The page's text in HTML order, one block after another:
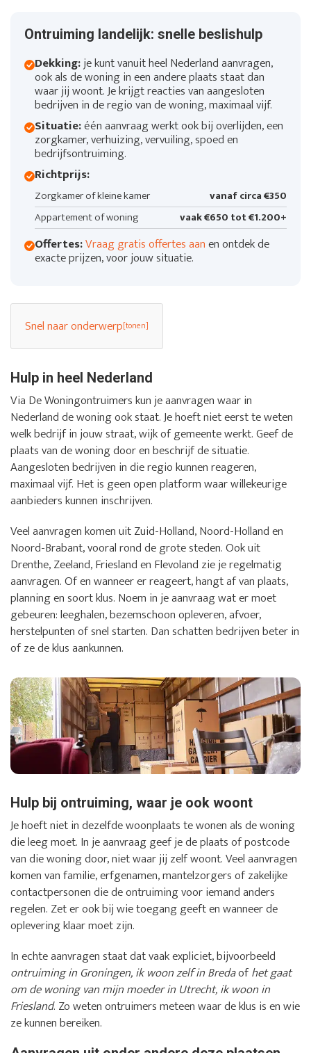
Ontruiming landelijk: snelle beslishulp
Dekking:je kunt vanuit heel Nederland aanvragen,
ook als de woning in een andere plaats staat dan
waar jij woont. Je krijgt reacties van aangesloten
bedrijven in de regio van de woning, maximaal vijf.
Situatie:één aanvraag werkt ook bij overlijden, een
zorgkamer, verhuizing, vervuiling, spoed en
bedrijfsontruiming.
Richtprijs:
Zorgkamer of kleine kamer
vanaf circa €350
Appartement of woning
vaak €650 tot €1.200+
Offertes:Vraag gratis offertes aanen ontdek de
exacte prijzen, voor jouw situatie.
Snel naar onderwerp
Hulp in heel Nederland
Via De Woningontruimers kun je aanvragen waar in
Nederland de woning ook staat. Je hoeft niet eerst te weten
welk bedrijf in jouw straat, wijk of gemeente werkt. Geef de
plaats van de woning door en beschrijf de situatie.
Aangesloten bedrijven in die regio kunnen reageren,
maximaal vijf. Het is geen open platform waar willekeurige
aanbieders kunnen inschrijven.
Veel aanvragen komen uit Zuid-Holland, Noord-Holland en
Noord-Brabant, vooral rond de grote steden. Ook uit
Drenthe, Zeeland, Friesland en Flevoland zie je regelmatig
aanvragen. Of en wanneer er reageert, hangt af van plaats,
planning en soort klus. Noem in je aanvraag wat er moet
gebeuren: leeghalen, bezemschoon opleveren, afvoer,
herstelpunten of snel starten. Dan schatten bedrijven beter in
of ze de klus aankunnen.
Hulp bij ontruiming, waar je ook woont
Je hoeft niet in dezelfde woonplaats te wonen als de woning
die leeg moet. In je aanvraag geef je de plaats of postcode
van die woning door, niet waar jij zelf woont. Veel aanvragen
komen van familie, erfgenamen, mantelzorgers of zakelijke
contactpersonen die de ontruiming voor iemand anders
regelen. Zet er ook bij wie toegang geeft en wanneer de
oplevering klaar moet zijn.
In echte aanvragen staat dat vaak expliciet, bijvoorbeeld
ontruiming in Groningen, ik woon zelf in Bredaofhet gaat
om de woning van mijn moeder in Utrecht, ik woon in
Friesland. Zo weten ontruimers meteen waar de klus is en wie
ze kunnen bereiken.